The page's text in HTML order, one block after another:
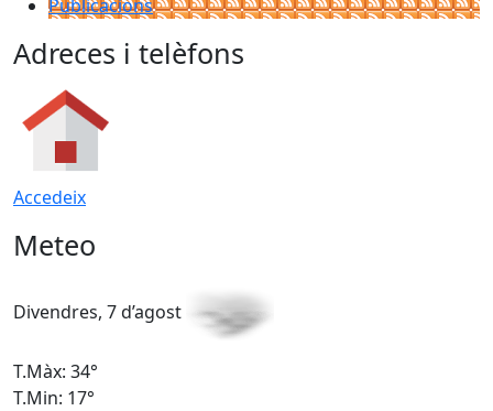
Publicacions
Adreces i telèfons
Accedeix
Meteo
Divendres, 7 d’agost
T.Màx: 34°
T.Min: 17°